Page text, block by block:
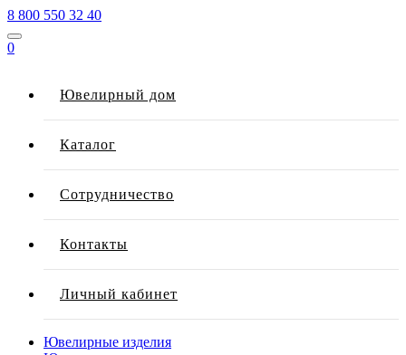
8 800 550 32 40
0
Ювелирный дом
Каталог
Сотрудничество
Контакты
Личный кабинет
Ювелирные изделия